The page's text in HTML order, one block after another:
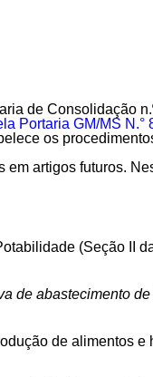
de Consolidação
Portaria GM/MS N.°
os
artigos futuros.
(Seção II
de abastecimento
de alimentos